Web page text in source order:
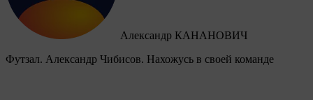
Александр КАНАНОВИЧ
Футзал. Александр Чибисов. Нахожусь в своей команде